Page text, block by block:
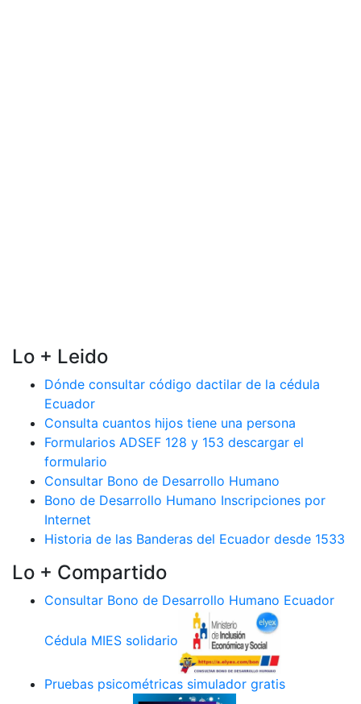
Lo + Leido
Dónde consultar código dactilar de la cédula
Ecuador
Consulta cuantos hijos tiene una persona
Formularios ADSEF 128 y 153 descargar el
formulario
Consultar Bono de Desarrollo Humano
Bono de Desarrollo Humano Inscripciones por
Internet
Historia de las Banderas del Ecuador desde 1533
Lo + Compartido
Consultar Bono de Desarrollo Humano Ecuador
Cédula MIES solidario
Pruebas psicométricas simulador gratis